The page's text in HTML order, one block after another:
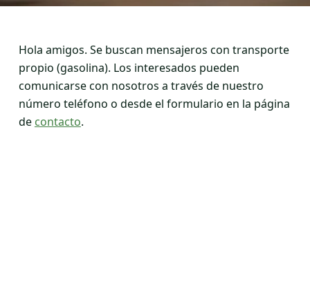
Hola amigos. Se buscan mensajeros con transporte
propio (gasolina). Los interesados pueden
comunicarse con nosotros a través de nuestro
número teléfono o desde el formulario en la página
de contacto.